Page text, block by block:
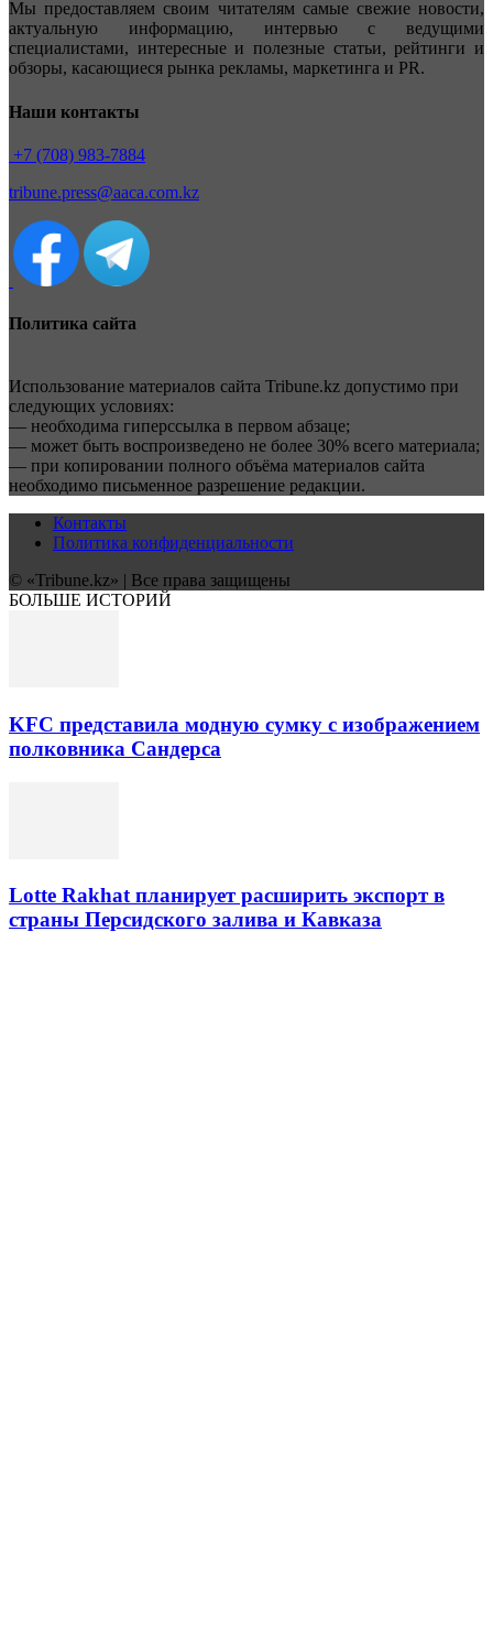
Мы предоставляем своим читателям самые свежие новости,
актуальную информацию, интервью с ведущими
специалистами, интересные и полезные статьи, рейтинги и
обзоры, касающиеся рынка рекламы, маркетинга и PR.
Наши контакты
+7 (708) 983-7884
tribune.press@aaca.com.kz
Политика сайта
Использование материалов сайта Tribune.kz допустимо при
следующих условиях:
— необходима гиперссылка в первом абзаце;
— может быть воспроизведено не более 30% всего материала;
— при копировании полного объёма материалов сайта
необходимо письменное разрешение редакции.
Контакты
Политика конфиденциальности
© «Tribune.kz» | Все права защищены
БОЛЬШЕ ИСТОРИЙ
KFC представила модную сумку с изображением
полковника Сандерса
Lotte Rakhat планирует расширить экспорт в
страны Персидского залива и Кавказа